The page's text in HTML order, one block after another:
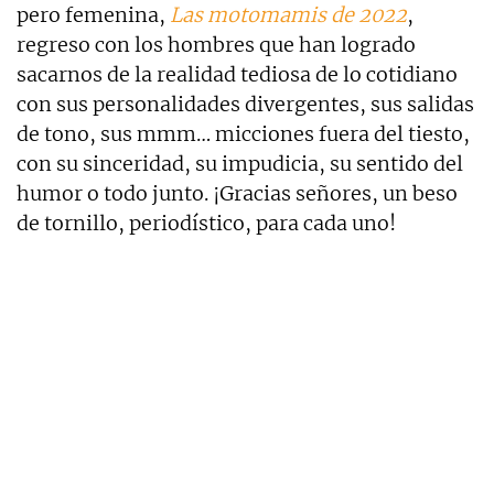
pero femenina, Las motomamis de 2022,
regreso con los hombres que han logrado
sacarnos de la realidad tediosa de lo cotidiano
con sus personalidades divergentes, sus salidas
de tono, sus mmm… micciones fuera del tiesto,
con su sinceridad, su impudicia, su sentido del
humor o todo junto. ¡Gracias señores, un beso
de tornillo, periodístico, para cada uno!